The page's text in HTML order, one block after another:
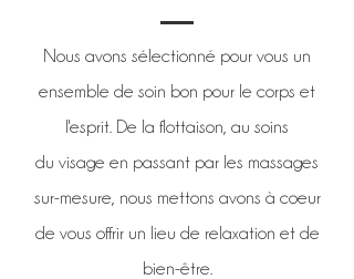
Nous avons sélectionné pour vous un
ensemble de soin bon pour le corps et
l'esprit. De la flottaison, au soins
du visage en passant par les massages
sur-mesure, nous mettons avons à coeur
de vous offrir un lieu de relaxation et de
bien-être.